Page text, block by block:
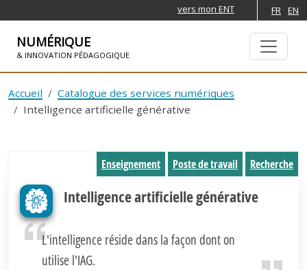
vers mon ENT FR EN
NUMÉRIQUE
& INNOVATION PÉDAGOGIQUE
Accueil
Catalogue des services numériques
Intelligence artificielle générative
Intelligence artificielle générative
L'intelligence réside dans la façon dont on
utilise l'IAG.
Enseignement Poste de travail Recherche